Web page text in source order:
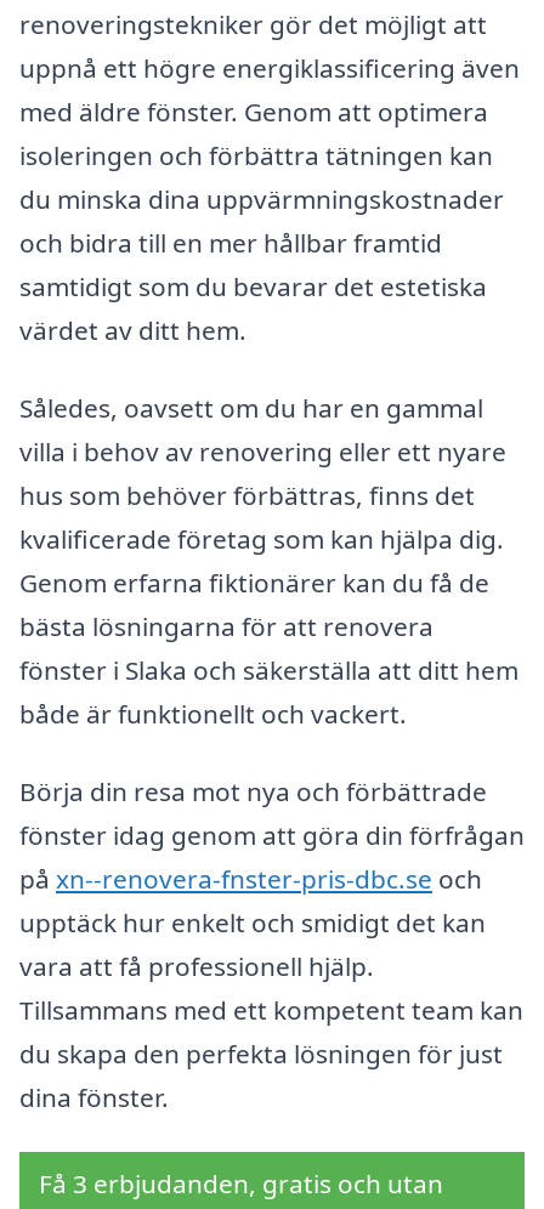
renoveringstekniker gör det möjligt att
uppnå ett högre energiklassificering även
med äldre fönster. Genom att optimera
isoleringen och förbättra tätningen kan
du minska dina uppvärmningskostnader
och bidra till en mer hållbar framtid
samtidigt som du bevarar det estetiska
värdet av ditt hem.
Således, oavsett om du har en gammal
villa i behov av renovering eller ett nyare
hus som behöver förbättras, finns det
kvalificerade företag som kan hjälpa dig.
Genom erfarna fiktionärer kan du få de
bästa lösningarna för att renovera
fönster i Slaka och säkerställa att ditt hem
både är funktionellt och vackert.
Börja din resa mot nya och förbättrade
fönster idag genom att göra din förfrågan
på xn--renovera-fnster-pris-dbc.se och
upptäck hur enkelt och smidigt det kan
vara att få professionell hjälp.
Tillsammans med ett kompetent team kan
du skapa den perfekta lösningen för just
dina fönster.
Få 3 erbjudanden, gratis och utan